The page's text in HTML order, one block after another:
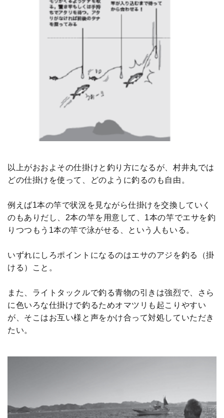
以上がおおよその仕掛けと釣り方になるが、村井丸では
どの仕掛けを使って、どのように釣るのも自由。
例えば1本の竿で状況を見ながら仕掛けを交換していく
のもありだし、2本の竿を用意して、1本の竿でエサを釣
りつつもう1本の竿で泳がせる、という人もいる。
いずれにしろポイントになるのはエサのアジを釣る（掛
ける）こと。
また、ライトタックルで釣る青物の引きは強烈で、さら
に色いろな仕掛けで釣るためオマツリも起こりやすい
が、そこはお互い様と声をかけ合って対処していただき
たい。